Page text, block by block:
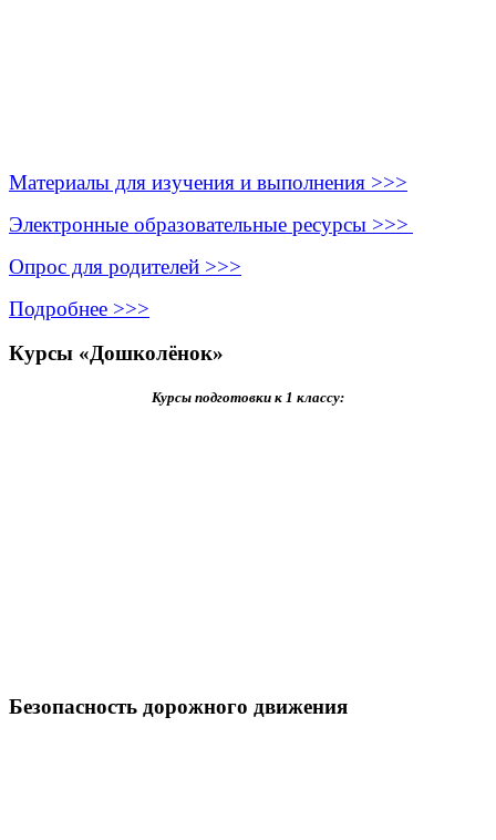
Материалы для изучения и выполнения >>>
Электронные образовательные ресурсы >>>
Опрос для родителей >>>
Подробнее >>>
Курсы «Дошколёнок»
Курсы подготовки к 1 классу:
Безопасность дорожного движения